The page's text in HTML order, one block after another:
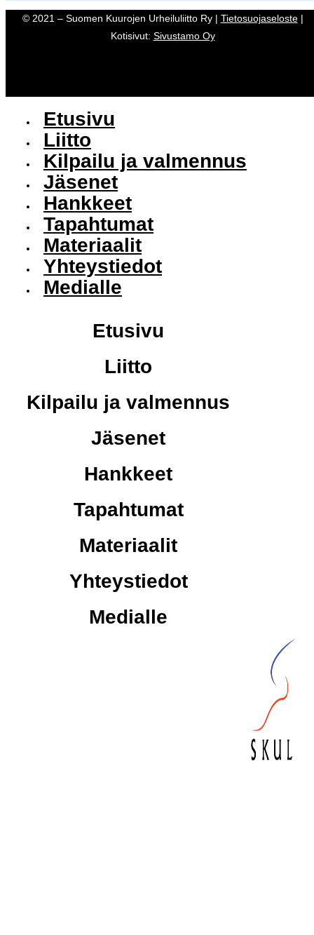
© 2021 – Suomen Kuurojen Urheiluliitto Ry | Tietosuojaseloste|
Kotisivut: Sivustamo Oy
Etusivu
Liitto
Kilpailu ja valmennus
Jäsenet
Hankkeet
Tapahtumat
Materiaalit
Yhteystiedot
Medialle
Etusivu
Liitto
Kilpailu ja valmennus
Jäsenet
Hankkeet
Tapahtumat
Materiaalit
Yhteystiedot
Medialle